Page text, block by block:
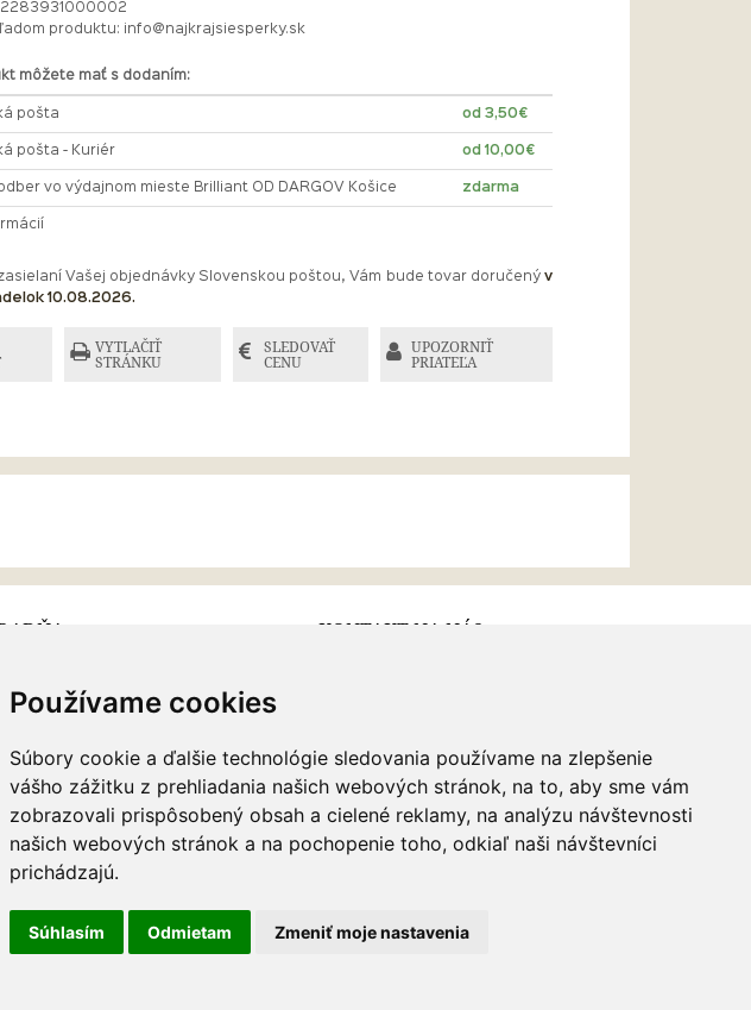
Používame cookies
Súbory cookie a ďalšie technológie sledovania používame na zlepšenie
vášho zážitku z prehliadania našich webových stránok, na to, aby sme vám
zobrazovali prispôsobený obsah a cielené reklamy, na analýzu návštevnosti
našich webových stránok a na pochopenie toho, odkiaľ naši návštevníci
prichádzajú.
Súhlasím Odmietam Zmeniť moje nastavenia
produktu:
info@najkrajsiesperky.sk
môžete mať s dodaním:
pošta od 3,50€
pošta - Kuriér od 10,00€
vo výdajnom mieste Brilliant OD DARGOV Košice zdarma
Vašej objednávky Slovenskou poštou, Vám bude tovar doručený v
10.08.2026.
VYTLAČIŤ
STRÁNKU
SLEDOVAŤ
CENU
UPOZORNIŤ
PRIATEĽA
nakupovať
a poštovné
KONTAKT NA NÁS
+421556224323